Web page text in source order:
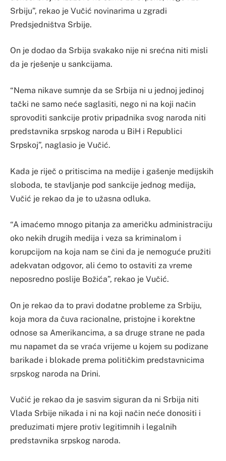
Srbiju”, rekao je Vučić novinarima u zgradi
Predsjedništva Srbije.
On je dodao da Srbija svakako nije ni srećna niti misli
da je rješenje u sankcijama.
“Nema nikave sumnje da se Srbija ni u jednoj jedinoj
tački ne samo neće saglasiti, nego ni na koji način
sprovoditi sankcije protiv pripadnika svog naroda niti
predstavnika srpskog naroda u BiH i Republici
Srpskoj”, naglasio je Vučić.
Kada je riječ o pritiscima na medije i gašenje medijskih
sloboda, te stavljanje pod sankcije jednog medija,
Vučić je rekao da je to užasna odluka.
“A imaćemo mnogo pitanja za američku administraciju
oko nekih drugih medija i veza sa kriminalom i
korupcijom na koja nam se čini da je nemoguće pružiti
adekvatan odgovor, ali ćemo to ostaviti za vreme
neposredno poslije Božića”, rekao je Vučić.
On je rekao da to pravi dodatne probleme za Srbiju,
koja mora da čuva racionalne, pristojne i korektne
odnose sa Amerikancima, a sa druge strane ne pada
mu napamet da se vraća vrijeme u kojem su podizane
barikade i blokade prema političkim predstavnicima
srpskog naroda na Drini.
Vučić je rekao da je sasvim siguran da ni Srbija niti
Vlada Srbije nikada i ni na koji način neće donositi i
preduzimati mjere protiv legitimnih i legalnih
predstavnika srpskog naroda.